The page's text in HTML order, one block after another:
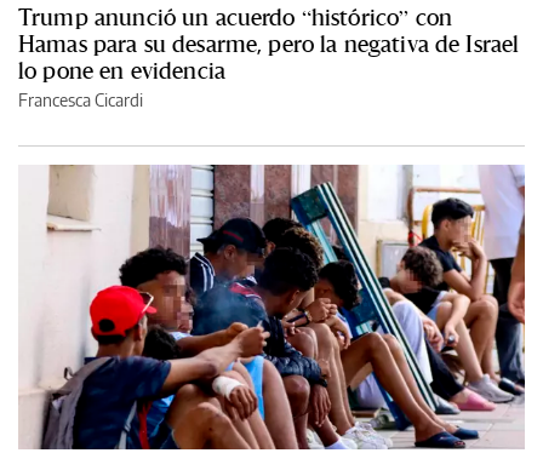
Trump anunció un acuerdo “histórico” con
Hamas para su desarme, pero la negativa de Israel
lo pone en evidencia
Francesca Cicardi